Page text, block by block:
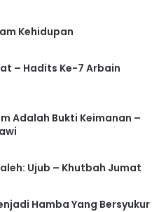
Kehidupan
– Hadits Ke-7 Arbain
Adalah Bukti Keimanan –
Ujub – Khutbah Jumat
Hamba Yang Bersyukur